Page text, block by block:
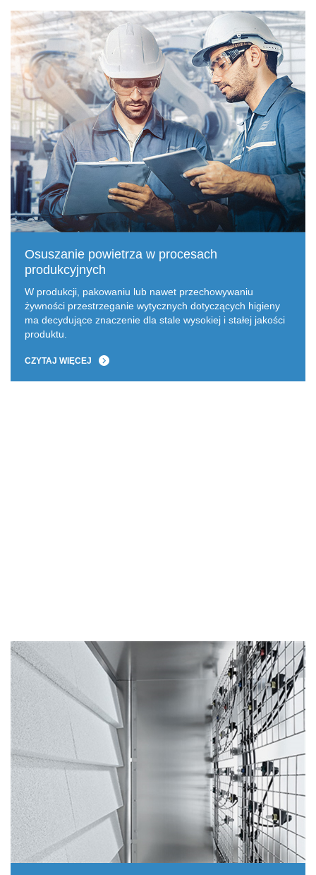
Osuszanie powietrza w procesach
produkcyjnych
W produkcji, pakowaniu lub nawet przechowywaniu
żywności przestrzeganie wytycznych dotyczących higieny
ma decydujące znaczenie dla stale wysokiej i stałej jakości
produktu.
CZYTAJ WIĘCEJ